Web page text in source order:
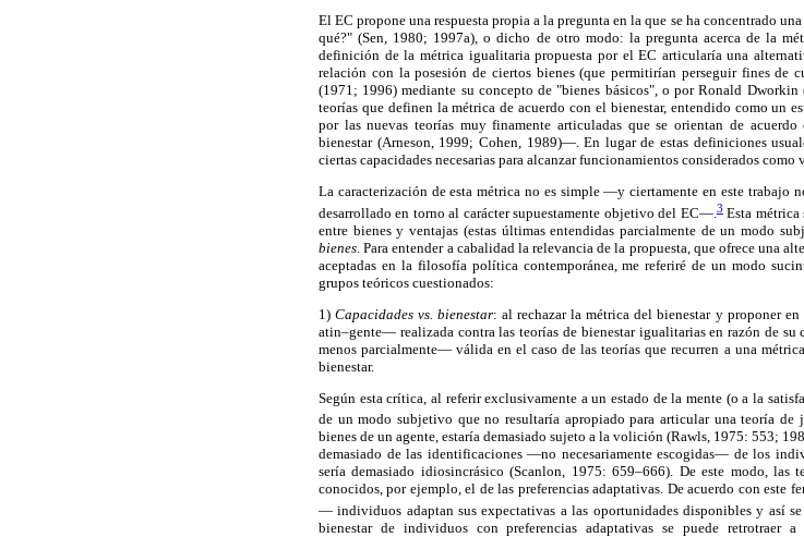
El EC propone una respuesta propia a la pregunta en la que se ha concentrado
qué?" (Sen, 1980; 1997a), o dicho de otro modo: la pregunta acerca de la
definición de la métrica igualitaria propuesta por el EC articularía una
relación con la posesión de ciertos bienes (que permitirían perseguir fines
(1971; 1996) mediante su concepto de "bienes básicos", o por Ronald
teorías que definen la métrica de acuerdo con el bienestar, entendido como un
por las nuevas teorías muy finamente articuladas que se orientan de
bienestar (Arneson, 1999; Cohen, 1989)—. En lugar de estas definiciones
ciertas capacidades necesarias para alcanzar funcionamientos considerados
La caracterización de esta métrica no es simple —y ciertamente en este trabajo
desarrollado en torno al carácter supuestamente objetivo del EC—.3Esta métrica
entre bienes y ventajas (estas últimas entendidas parcialmente de un modo
bienes . Para entender a cabalidad la relevancia de la propuesta, que ofrece una
aceptadas en la filosofía política contemporánea, me referiré de un modo
grupos teóricos cuestionados:
1)Capacidades vs. bienestar: al rechazar la métrica del bienestar y proponer
atin–gente— realizada contra las teorías de bienestar igualitarias en razón de
menos parcialmente— válida en el caso de las teorías que recurren a una
bienestar.
Según esta crítica, al referir exclusivamente a un estado de la mente (o a la
de un modo subjetivo que no resultaría apropiado para articular una teoría de
bienes de un agente, estaría demasiado sujeto a la volición (Rawls, 1975: 553;
demasiado de las identificaciones —no necesariamente escogidas— de los
sería demasiado idiosincrásico (Scanlon, 1975: 659–666). De este modo, las
conocidos, por ejemplo, el de las preferencias adaptativas. De acuerdo con este
— individuos adaptan sus expectativas a las oportunidades disponibles y así
bienestar de individuos con preferencias adaptativas se puede retrotraer